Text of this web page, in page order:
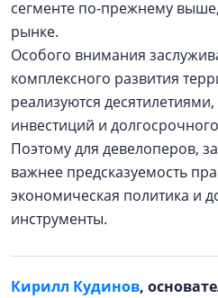
сегменте по-прежнему
рынке.
Особого внимания
комплексного развития
реализуются
инвестиций и
Поэтому для девелоперов,
важнее предсказуемость
экономическая политика и
инструменты.
Кирилл Кудинов,